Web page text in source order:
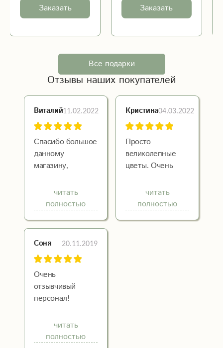
Заказать Заказать
Все подарки
Отзывы наших покупателей
Виталий11.02.2022
Спасибо большое
данному
магазину,
ребята, хороший
сервис.
Рекомендую
читать
полностью
Кристина04.03.2022
Просто
великолепные
цветы. Очень
долго стоят.
Доставили
быстро,
читать
полностью
Соня 20.11.2019
Очень
отзывчивый
персонал!
атмосфера!
Очень
читать
полностью